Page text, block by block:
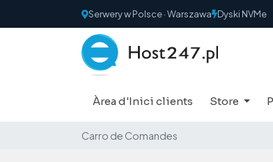
Serwery w Polsce · Warszawa Dyski NVMe
Àrea d'Inici clients Store
Carro de Comandes